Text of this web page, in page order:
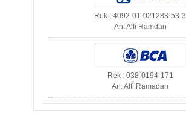
Rek : 4092-01-021283-53-3
An. Alfi Ramdan
Rek : 038-0194-171
An. Alfi Ramadan